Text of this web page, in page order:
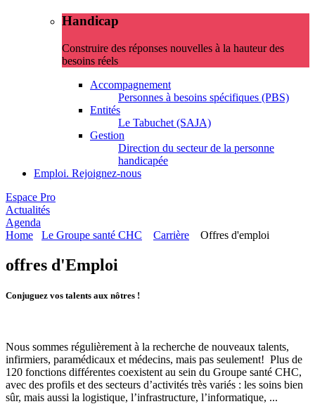
Handicap
Construire des réponses nouvelles à la hauteur des
besoins réels
Accompagnement
Personnes à besoins spécifiques (PBS)
Entités
Le Tabuchet (SAJA)
Gestion
Direction du secteur de la personne
handicapée
Emploi. Rejoignez-nous
Espace Pro
Actualités
Agenda
Home
Le Groupe santé CHC Carrière Offres d'emploi
offres d'Emploi
Conjuguez vos talents aux nôtres !
Nous sommes régulièrement à la recherche de nouveaux talents,
infirmiers, paramédicaux et médecins, mais pas seulement! Plus de
120 fonctions différentes coexistent au sein du Groupe santé CHC,
avec des profils et des secteurs d’activités très variés : les soins bien
sûr, mais aussi la logistique, l’infrastructure, l’informatique, ...